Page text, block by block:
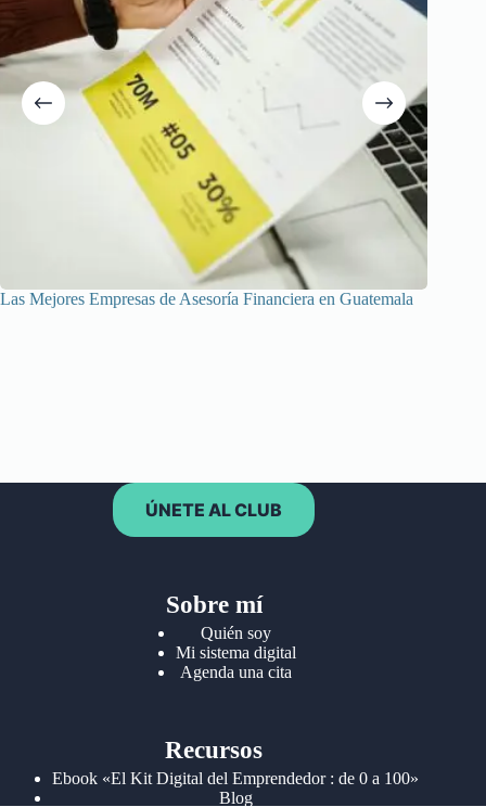
Las Mejores Empresas de Asesoría Financiera en Guatemala
ÚNETE AL CLUB
Sobre mí
Quién soy
Mi sistema digital
Agenda una cita
Recursos
Ebook «El Kit Digital del Emprendedor : de 0 a 100»
Blog